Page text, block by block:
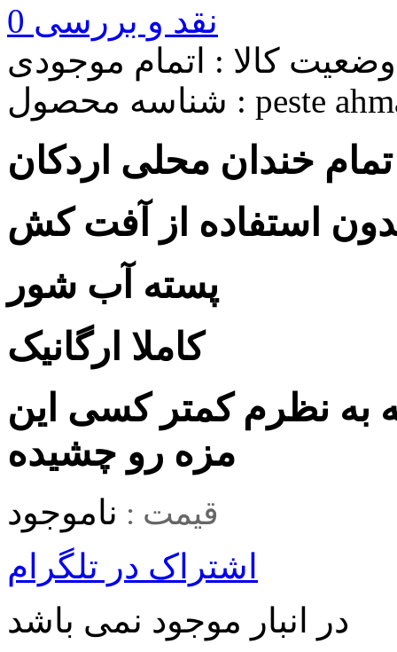
0 نقد و بررسی
وضعیت کالا : اتمام موجودی
شناسه محصول : peste
خندان محلی اردکان
استفاده از آفت کش
پسته آب شور
کاملا ارگانیک
به نظرم کمتر کسی این
مزه رو چشیده
قیمت : ناموجود
اشتراک در تلگرام
در انبار موجود نمی باشد